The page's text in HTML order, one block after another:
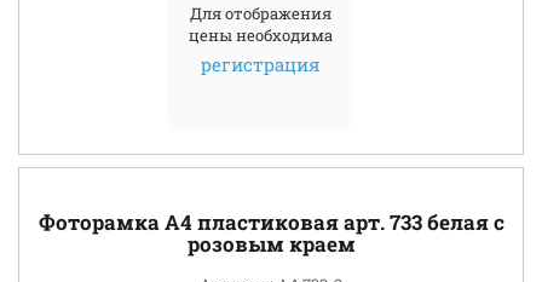
Для отображения
цены необходима
регистрация
Фоторамка А4 пластиковая арт. 733 белая с
розовым краем